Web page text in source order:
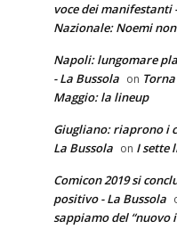
voce dei manifestanti
Nazionale: Noemi
Napoli: lungomare
- La Bussola on
Maggio: la lineup
Giugliano: riaprono i
La Bussola on I sette
Comicon 2019 si
positivo - La Bussola
sappiamo del “nuovo